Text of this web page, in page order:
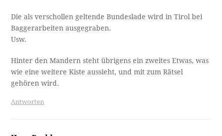
Die als verschollen geltende Bundeslade wird in Tirol bei
Baggerarbeiten ausgegraben.
Usw.
Hinter den Mandern steht übrigens ein zweites Etwas, was
wie eine weitere Kiste aussieht, und mit zum Rätsel
gehören wird.
Antworten